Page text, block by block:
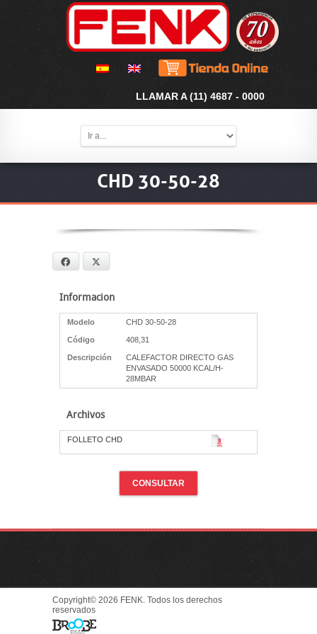
LLAMAR A (11) 4687 - 0000
CHD 30-50-28
Facebook
Informacion
Modelo CHD 30-50-28
Código 408,31
Descripción
CALEFACTOR DIRECTO GAS
ENVASADO 50000 KCAL/H-
28MBAR
Archivos
FOLLETO CHD
CONSULTAR
Copyright© 2026 FENK. Todos los derechos
reservados